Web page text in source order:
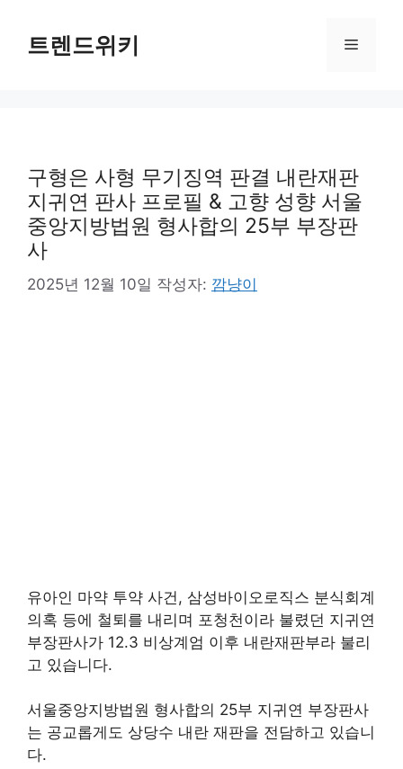
트렌드위키 메
구형은 사형 무기징역 판결 내란재판
지귀연 판사 프로필 & 고향 성향 서울
중앙지방법원 형사합의 25부 부장판
사
2025년 12월 10일 작성자: 깜냥이
유아인 마약 투약 사건, 삼성바이오로직스 분식회계
의혹 등에 철퇴를 내리며 포청천이라 불렸던 지귀연
부장판사가 12.3 비상계엄 이후 내란재판부라 불리
고 있습니다.
서울중앙지방법원 형사합의 25부 지귀연 부장판사
는 공교롭게도 상당수 내란 재판을 전담하고 있습니
다.